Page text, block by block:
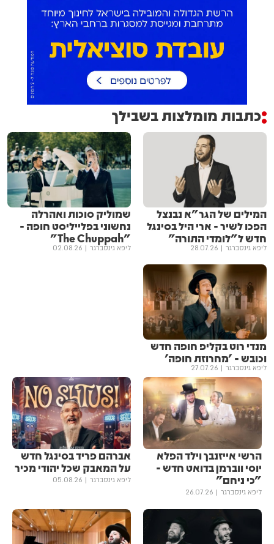
כתבות מומלצות בשבילך
המילים של הגר"א נבנצל
הפכו לשיר - ארי היל בסינגל
חדש ל"לומדי התורה"
ליפא גינסברגר 28.07.26
שמוליק סוכות ואהרלה
נחשוני בפלייליסט חופה -
"The Chuppah"
ליפא גינסברגר 02.08.26
מנדי רוט בקליפ חופה חדש
וכובש - 'מחרוזת חופה'
ליפא גינסברגר 27.07.26
הרשי אייזנבך וילד הפלא
יוסי ווברמן בדואט חדש -
"כי ניחם"
ליפא גינסברגר 26.07.26
אברהם פריד בסינגל חדש
על המאבק שכל יהודי מכיר
ליפא גינסברגר 05.08.26